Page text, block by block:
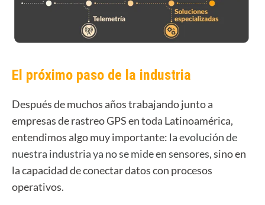
El próximo paso de la industria
Después de muchos años trabajando junto a
empresas de rastreo GPS en toda Latinoamérica,
entendimos algo muy importante: la evolución de
nuestra industria ya no se mide en sensores, sino en
la capacidad de conectar datos con procesos
operativos.